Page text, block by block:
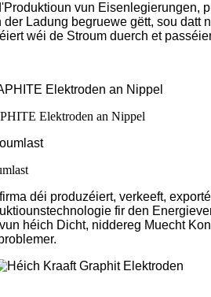
vun Eisenlegierungen,
Ladung begruewe gëtt, sou
wéi de Stroum duerch et
Elektroden an Nippel
déi produzéiert, verkeeft,
fir den
héich Dicht, niddereg Muecht